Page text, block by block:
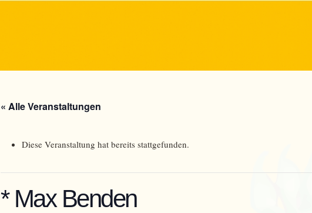
« Alle Veranstaltungen
Diese Veranstaltung hat bereits stattgefunden.
* Max Benden